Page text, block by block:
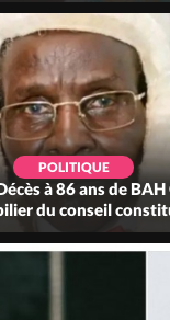
POLITIQUE
à 86 ans de
du conseil